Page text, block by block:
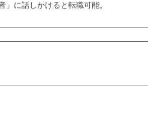
に話しかけると転職可能。